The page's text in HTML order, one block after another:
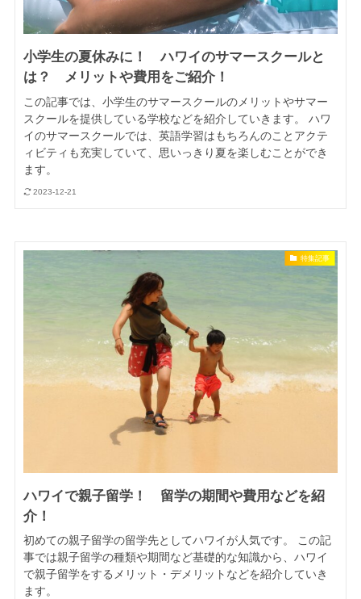
小学生の夏休みに！ ハワイのサマースクールと
は？ メリットや費用をご紹介！
この記事では、小学生のサマースクールのメリットやサマー
スクールを提供している学校などを紹介していきます。 ハワ
イのサマースクールでは、英語学習はもちろんのことアクテ
ィビティも充実していて、思いっきり夏を楽しむことができ
ます。
2023-12-21
特集記事
ハワイで親子留学！ 留学の期間や費用などを紹
介！
初めての親子留学の留学先としてハワイが人気です。 この記
事では親子留学の種類や期間など基礎的な知識から、ハワイ
で親子留学をするメリット・デメリットなどを紹介していき
ます。